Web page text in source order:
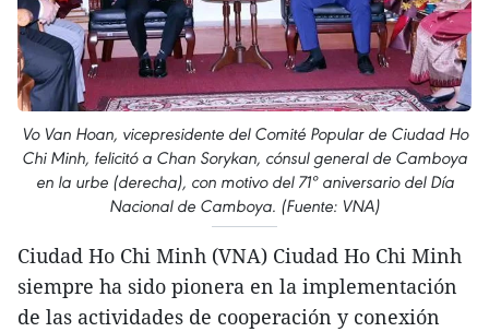
Vo Van Hoan, vicepresidente del Comité Popular de Ciudad Ho
Chi Minh, felicitó a Chan Sorykan, cónsul general de Camboya
en la urbe (derecha), con motivo del 71º aniversario del Día
Nacional de Camboya. (Fuente: VNA)
Ciudad Ho Chi Minh (VNA) Ciudad Ho Chi Minh
siempre ha sido pionera en la implementación
de las actividades de cooperación y conexión